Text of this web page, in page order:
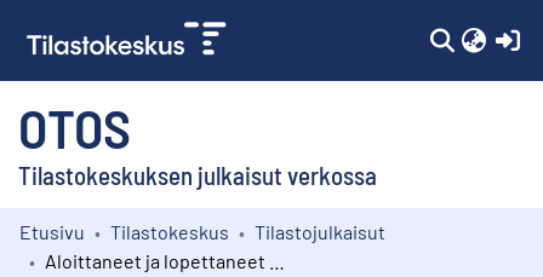
OTOS
Tilastokeskuksen julkaisut verkossa
Kokoelmat
Etusivu Tilastokeskus
Tilastojulkaisut